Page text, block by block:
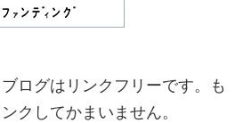
ログはリンクフリーです。も
クしてかまいません。